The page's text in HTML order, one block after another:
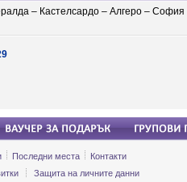
– Кастелсардо – Алгеро – София
Последни места
Контакти
Защита на личните данни